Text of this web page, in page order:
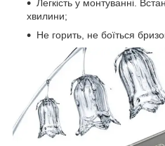
Легкість у монтуванні.
хвилини;
Не горить, не боїться